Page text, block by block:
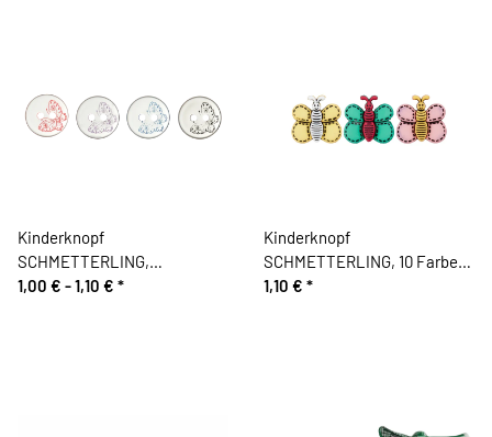
Kinderknopf
SCHMETTERLING,
transparent, Union Knopf
1,00 € -1,10 € *
Kinderknopf
SCHMETTERLING, 10 Farben,
Union Knopf
1,10 € *